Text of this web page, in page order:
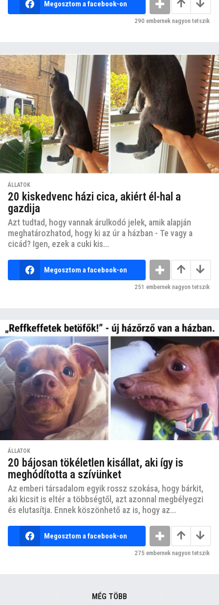
Megosztom a facebook-on
290 embernek nagyon tetszik
ÁLLATOK
20 kiskedvenc házi cica, akiért él-hal a
gazdija
Azt tudtad, hogy vannak árulkodó jelek, amik alapján
meghatározhatod, hogy ki az úr a házban - Te vagy a
cicád? Igen, ezek a cuki kis...
Megosztom a facebook-on
251 embernek nagyon tetszik
ÁLLATOK
20 bájosan tökéletlen kisállat, aki így is
meghódította a szívünket
Az emberi társadalom egyik rossz szokása, hogy bárkit,
aki kicsit is eltér a többségtől, azt azonnal megbélyegzi
és elutasítja. Ennek köszönhető az is, hogy az...
Megosztom a facebook-on
275 embernek nagyon tetszik
MÉG TÖBB